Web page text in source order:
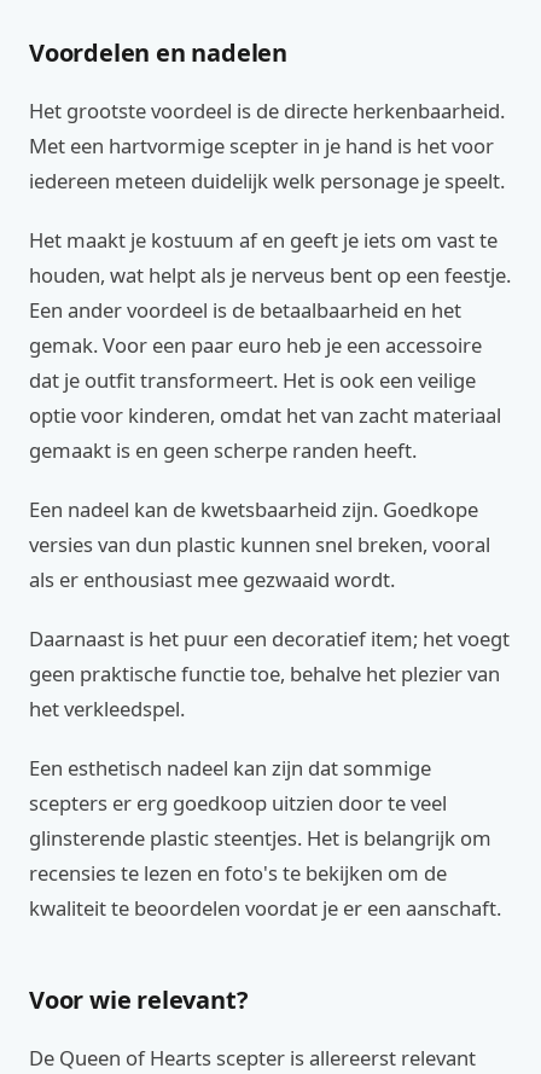
Voordelen en nadelen
Het grootste voordeel is de directe herkenbaarheid.
Met een hartvormige scepter in je hand is het voor
iedereen meteen duidelijk welk personage je speelt.
Het maakt je kostuum af en geeft je iets om vast te
houden, wat helpt als je nerveus bent op een feestje.
Een ander voordeel is de betaalbaarheid en het
gemak. Voor een paar euro heb je een accessoire
dat je outfit transformeert. Het is ook een veilige
optie voor kinderen, omdat het van zacht materiaal
gemaakt is en geen scherpe randen heeft.
Een nadeel kan de kwetsbaarheid zijn. Goedkope
versies van dun plastic kunnen snel breken, vooral
als er enthousiast mee gezwaaid wordt.
Daarnaast is het puur een decoratief item; het voegt
geen praktische functie toe, behalve het plezier van
het verkleedspel.
Een esthetisch nadeel kan zijn dat sommige
scepters er erg goedkoop uitzien door te veel
glinsterende plastic steentjes. Het is belangrijk om
recensies te lezen en foto's te bekijken om de
kwaliteit te beoordelen voordat je er een aanschaft.
Voor wie relevant?
De Queen of Hearts scepter is allereerst relevant